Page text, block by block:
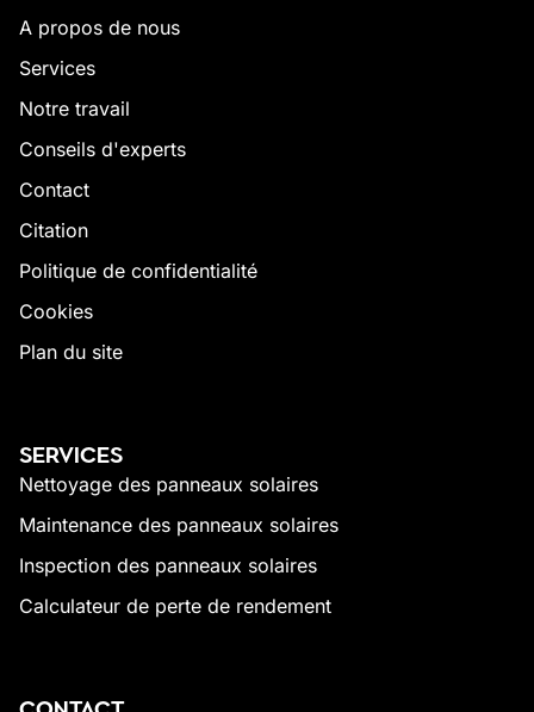
A propos de nous
Services
Notre travail
Conseils d'experts
Contact
Citation
Politique de confidentialité
Cookies
Plan du site
SERVICES
Nettoyage des panneaux solaires
Maintenance des panneaux solaires
Inspection des panneaux solaires
Calculateur de perte de rendement